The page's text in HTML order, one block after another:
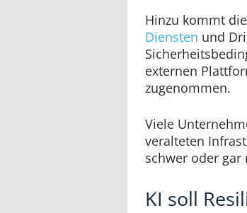
Hinzu kommt
Diensten und
externen
zugenommen.
Viele
veralteten
schwer oder
KI soll